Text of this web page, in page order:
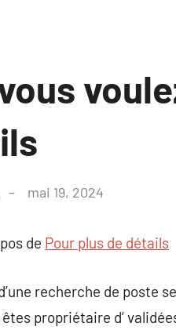
mai 19, 2024
de Pour plus de détails
recherche de poste
propriétaire d’